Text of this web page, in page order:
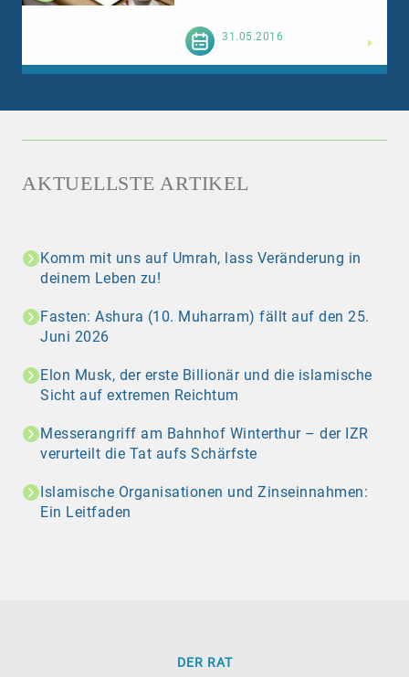
31.05.2016
AKTUELLSTE ARTIKEL
Komm mit uns auf Umrah, lass Veränderung in
deinem Leben zu!
Fasten: Ashura (10. Muharram) fällt auf den 25.
Juni 2026
Elon Musk, der erste Billionär und die islamische
Sicht auf extremen Reichtum
Messerangriff am Bahnhof Winterthur – der IZR
verurteilt die Tat aufs Schärfste
Islamische Organisationen und Zinseinnahmen:
Ein Leitfaden
DER RAT